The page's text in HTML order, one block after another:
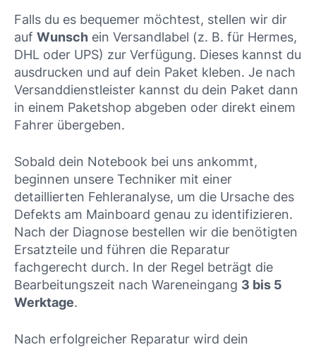
Falls du es bequemer möchtest, stellen wir dir
auf Wunsch ein Versandlabel (z. B. für Hermes,
DHL oder UPS) zur Verfügung. Dieses kannst du
ausdrucken und auf dein Paket kleben. Je nach
Versanddienstleister kannst du dein Paket dann
in einem Paketshop abgeben oder direkt einem
Fahrer übergeben.
Sobald dein Notebook bei uns ankommt,
beginnen unsere Techniker mit einer
detaillierten Fehleranalyse, um die Ursache des
Defekts am Mainboard genau zu identifizieren.
Nach der Diagnose bestellen wir die benötigten
Ersatzteile und führen die Reparatur
fachgerecht durch. In der Regel beträgt die
Bearbeitungszeit nach Wareneingang 3 bis 5
Werktage.
Nach erfolgreicher Reparatur wird dein